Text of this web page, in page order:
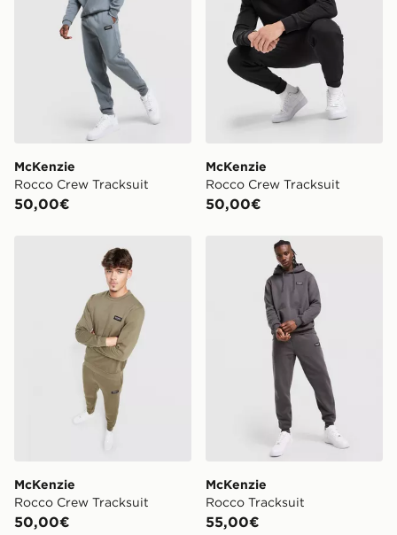
McKenzie
Rocco Crew Tracksuit
50,00€
McKenzie
Rocco Crew Tracksuit
50,00€
McKenzie Rocco Crew Tracksuit
McKenzie
Rocco Crew Tracksuit
50,00€
McKenzie Rocco Tracksuit
McKenzie
Rocco Tracksuit
55,00€